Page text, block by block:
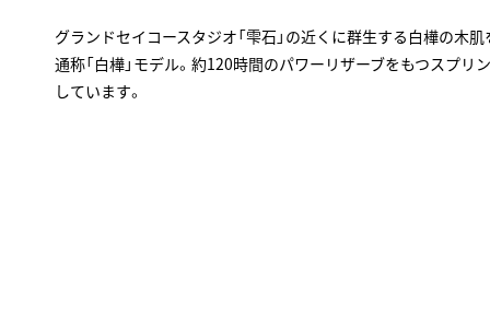
グランドセイコースタジオ「雫石」の近くに群生する白樺の木
通称「白樺」モデル。約120時間のパワーリザーブをもつスプリ
しています。